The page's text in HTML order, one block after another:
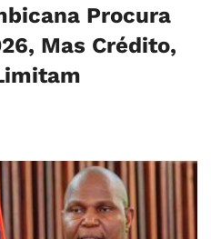
Procura
Mas Crédito,